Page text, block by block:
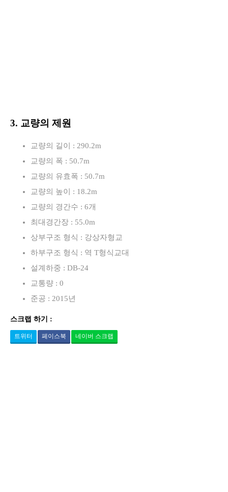
3. 교량의 제원
교량의 길이 : 290.2m
교량의 폭 : 50.7m
교량의 유효폭 : 50.7m
교량의 높이 : 18.2m
교량의 경간수 : 6개
최대경간장 : 55.0m
상부구조 형식 : 강상자형교
하부구조 형식 : 역 T형식교대
설계하중 : DB-24
교통량 : 0
준공 : 2015년
스크랩 하기 :
트위터 페이스북 네이버 스크랩